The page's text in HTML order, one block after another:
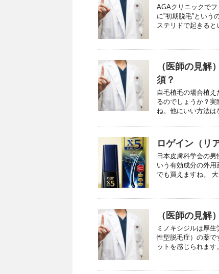
AGAクリニックで
に”初期脱毛”とい
ステリドで起きる
（医師の見解
須？
自毛植毛の場合植
るのでしょうか？
ね。他にいい方法
ロゲイン（リ
日本皮膚科学会の
いう有効成分の外
でも買えますね。
（医師の見解
ミノキシジルは厚
性型脱毛症）の薬で
ットを感じられま